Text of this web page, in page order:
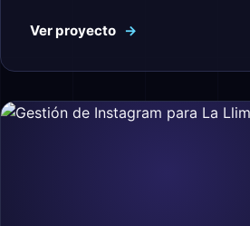
Ver proyecto →